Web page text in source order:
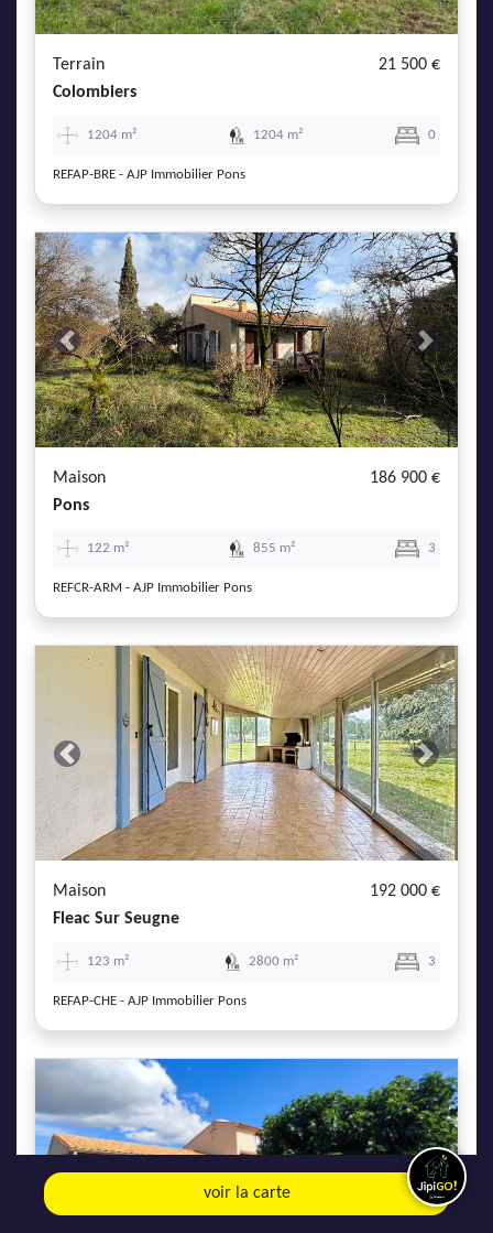
Terrain
21 500 €
Colombiers
1204 m² 1204 m² 0
REFAP-BRE - AJP Immobilier Pons
Previous Next
Maison
186 900 €
Pons
122 m² 855 m² 3
REFCR-ARM - AJP Immobilier Pons
Previous Next
Maison
192 000 €
Fleac Sur Seugne
123 m² 2800 m² 3
REFAP-CHE - AJP Immobilier Pons
Next
voir la carte